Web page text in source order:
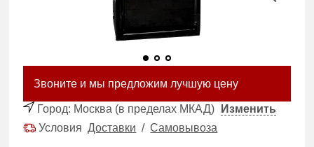
Звоните и мы предложим лучшую цену
Город: Москва (в пределах МКАД)
Изменить
УсловияДоставки /Самовывоза